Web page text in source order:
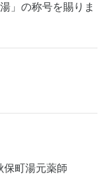
」の称号を賜りま
保町湯元薬師